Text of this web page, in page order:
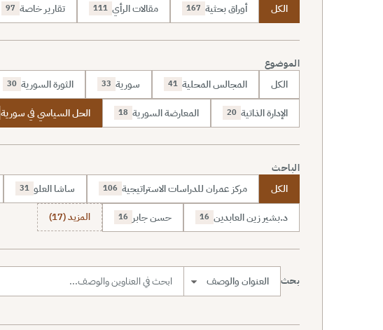
الكل أوراق بحثية 167 مقالات الرأي 111 تقارير خاصة 97
الموضوع
الكل المجالس المحلية 41 سورية 33 الثورة السورية 30
الإدارة الذاتية 20 المعارضة السورية 18 الحل السياسي في سورية
الباحث
الكل مركز عمران للدراسات الاستراتيجية 106 ساشا العلو 31
د.بشير زين العابدين 16 حسن جابر 16 المزيد (17)
بحث نطاق البحث